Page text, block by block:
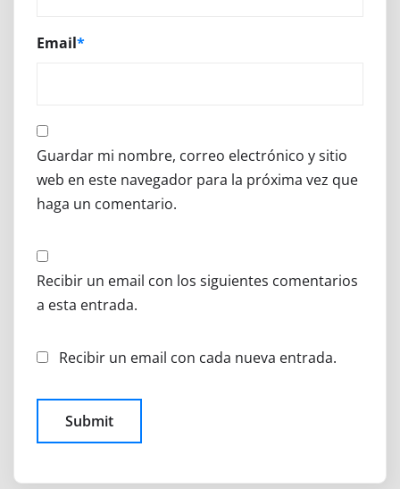
Email*
Guardar mi nombre, correo electrónico y sitio
web en este navegador para la próxima vez que
haga un comentario.
Recibir un email con los siguientes comentarios
a esta entrada.
Recibir un email con cada nueva entrada.